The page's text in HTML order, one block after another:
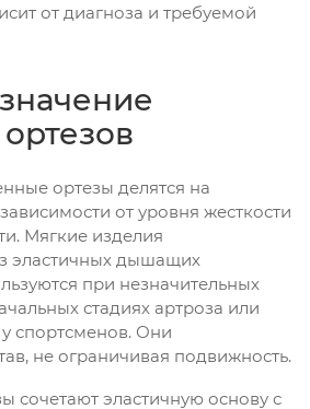
от диагноза и требуемой
ортезы делятся на
от уровня жесткости
Мягкие изделия
эластичных дышащих
при незначительных
стадиях артроза или
спортсменов. Они
не ограничивая подвижность.
сочетают эластичную основу с